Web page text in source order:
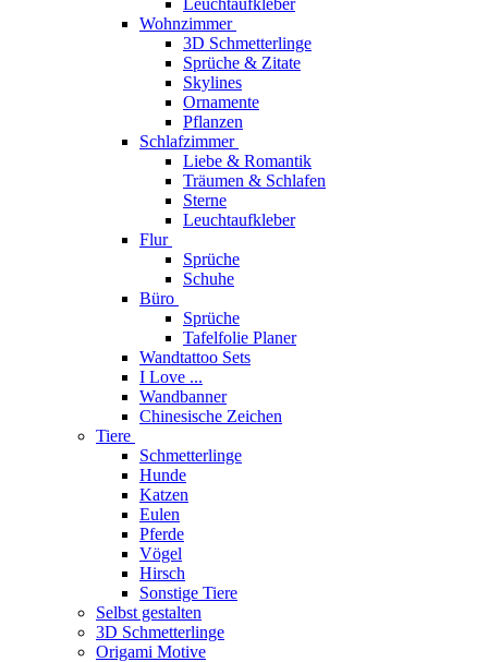
Leuchtaufkleber
Wohnzimmer
3D Schmetterlinge
Sprüche & Zitate
Skylines
Ornamente
Pflanzen
Schlafzimmer
Liebe & Romantik
Träumen & Schlafen
Sterne
Leuchtaufkleber
Flur
Sprüche
Schuhe
Büro
Sprüche
Tafelfolie Planer
Wandtattoo Sets
I Love ...
Wandbanner
Chinesische Zeichen
Tiere
Schmetterlinge
Hunde
Katzen
Eulen
Pferde
Vögel
Hirsch
Sonstige Tiere
Selbst gestalten
3D Schmetterlinge
Origami Motive